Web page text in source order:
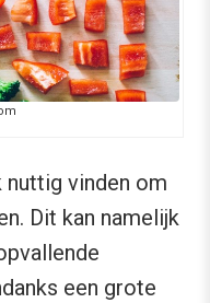
nuttig vinden om
Dit kan namelijk
een grote